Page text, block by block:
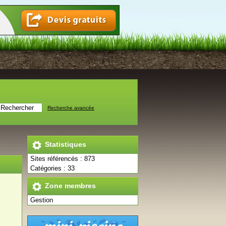
Recherche avancée
Statistiques
Sites référencés : 873
Catégories : 33
Zone membres
Gestion